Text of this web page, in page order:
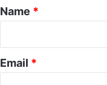
*
Name *
Email *